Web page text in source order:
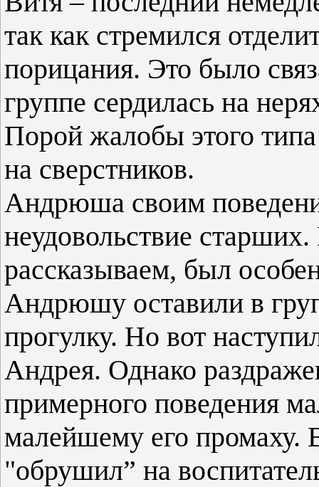
так как стремился
порицания. Это было
группе сердилась на
Порой жалобы этого
на сверстников.
Андрюша своим
неудовольствие
рассказываем, был
Андрюшу оставили в
прогулку. Но вот
Андрея. Однако
примерного поведения
малейшему его промаху.
"обрушил” на